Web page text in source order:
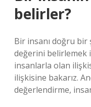
belirler?
Bir insanı doğru
değerini belirlemek
insanlarla olan
ilişkisine bakarız.
değerlendirme,